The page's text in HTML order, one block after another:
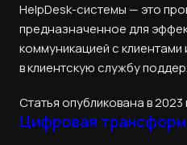
HelpDesk-системы — это
предназначенное для
коммуникацией с
в клиентскую службу
Статья опубликована в 2023
Цифровая